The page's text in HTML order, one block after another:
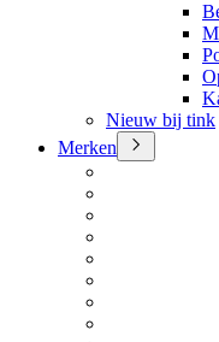
Nieuw bij tink
Merken